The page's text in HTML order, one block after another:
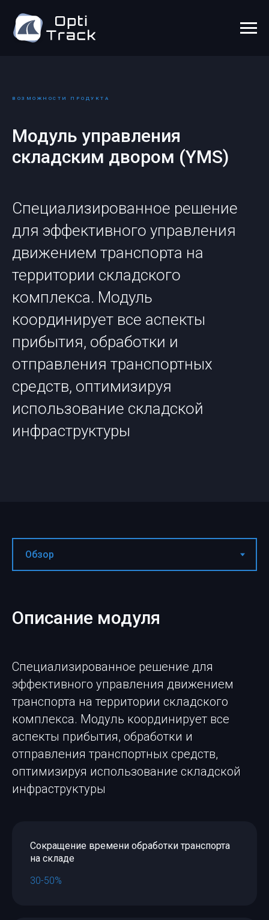
ВОЗМОЖНОСТИ ПРОДУКТА
Модуль управления
складским двором (YMS)
Специализированное решение
для эффективного управления
движением транспорта на
территории складского
комплекса. Модуль
координирует все аспекты
прибытия, обработки и
отправления транспортных
средств, оптимизируя
использование складской
инфраструктуры
Описание модуля
Специализированное решение для
эффективного управления движением
транспорта на территории складского
комплекса. Модуль координирует все
аспекты прибытия, обработки и
отправления транспортных средств,
оптимизируя использование складской
инфраструктуры
Сокращение времени обработки транспорта
на складе
30-50%